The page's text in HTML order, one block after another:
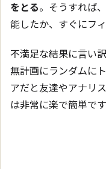
をとる。そうすれば
能したか、すぐにフ
不満足な結果に言い
無計画にランダムに
アだと友達やアナリ
は非常に楽で簡単です